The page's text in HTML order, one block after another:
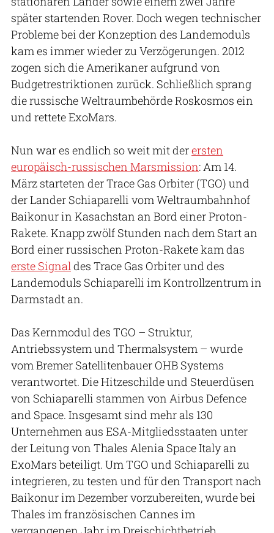
später startenden Rover. Doch wegen technischer
Probleme bei der Konzeption des Landemoduls
kam es immer wieder zu Verzögerungen. 2012
zogen sich die Amerikaner aufgrund von
Budgetrestriktionen zurück. Schließlich sprang
die russische Weltraumbehörde Roskosmos ein
und rettete ExoMars.
Nun war es endlich so weit mit derersten
europäisch-russischen Marsmission: Am 14.
März starteten der Trace Gas Orbiter (TGO) und
der Lander Schiaparelli vom Weltraumbahnhof
Baikonur in Kasachstan an Bord einer Proton-
Rakete. Knapp zwölf Stunden nach dem Start an
Bord einer russischen Proton-Rakete kam das
erste Signal des Trace Gas Orbiter und des
Landemoduls Schiaparelli im Kontrollzentrum in
Darmstadt an.
Das Kernmodul des TGO – Struktur,
Antriebssystem und Thermalsystem – wurde
vom Bremer Satellitenbauer OHB Systems
verantwortet. Die Hitzeschilde und Steuerdüsen
von Schiaparelli stammen von Airbus Defence
and Space. Insgesamt sind mehr als 130
Unternehmen aus ESA-Mitgliedsstaaten unter
der Leitung von Thales Alenia Space Italy an
ExoMars beteiligt. Um TGO und Schiaparelli zu
integrieren, zu testen und für den Transport nach
Baikonur im Dezember vorzubereiten, wurde bei
Thales im französischen Cannes im